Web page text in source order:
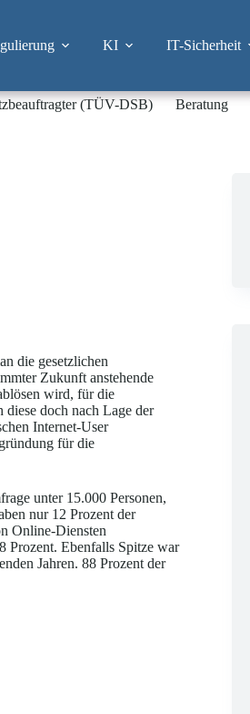
KI IT-Sicherheit
(TÜV-DSB) Beratung
die gesetzlichen
Zukunft anstehende
wird, für die
doch nach Lage der
Internet-User
für die
unter 15.000 Personen,
nur 12 Prozent der
Online-Diensten
Prozent. Ebenfalls Spitze war
Jahren. 88 Prozent der